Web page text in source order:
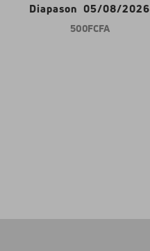
Diapason 05/08/2026
500 FCFA